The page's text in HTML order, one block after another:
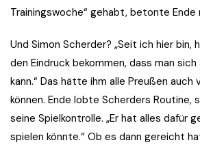
Trainingswoche“ gehabt, betonte Ende
Und Simon Scherder? „Seit ich hier bin,
den Eindruck bekommen, dass man sich
kann.“ Das hätte ihm alle Preußen auch
können. Ende lobte Scherders Routine,
seine Spielkontrolle. „Er hat alles dafür
spielen könnte.“ Ob es dann gereicht